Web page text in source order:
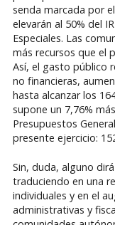
senda marcada por
elevarán al 50% del
Especiales. Las
más recursos que el
Así, el gasto público
no financieras,
hasta alcanzar los
supone un 7,76%
Presupuestos
presente ejercicio:
Sin, duda, alguno
traduciendo en una
individuales y en el
administrativas y